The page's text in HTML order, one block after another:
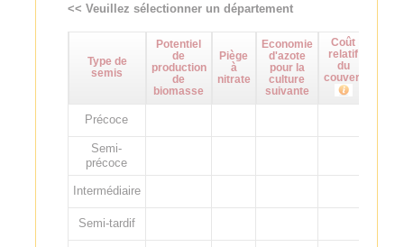
<< Veuillez sélectionner un département
Type de
semis
Potentiel
de
production
de
biomasse
Piège
à
nitrate
Economie
d'azote
pour la
culture
suivante
Coût
relatif
du
couvert
Précoce
Semi-
précoce
Intermédiaire
Semi-tardif